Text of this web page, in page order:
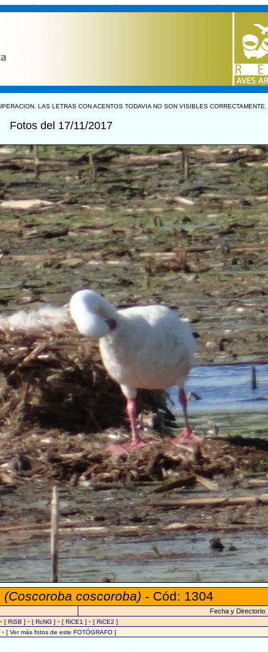
LAS LETRAS CON ACENTOS TODAVIA NO SON VISIBLES CORRECTAMENTE.
Fotos del 17/11/2017
(Coscoroba coscoroba) - Cód: 1304
Fecha y Directorio:
- [ RiSB ] - [ RcNG ] - [ RiCE1 ] - [ RiCE2 ]
- [ Ver más fotos de este FOTÓGRAFO ]